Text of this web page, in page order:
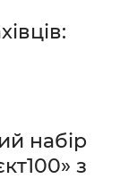
набір
з